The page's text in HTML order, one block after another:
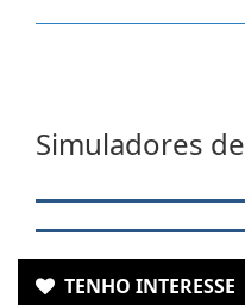
Simuladores de
TENHO INTERESSE